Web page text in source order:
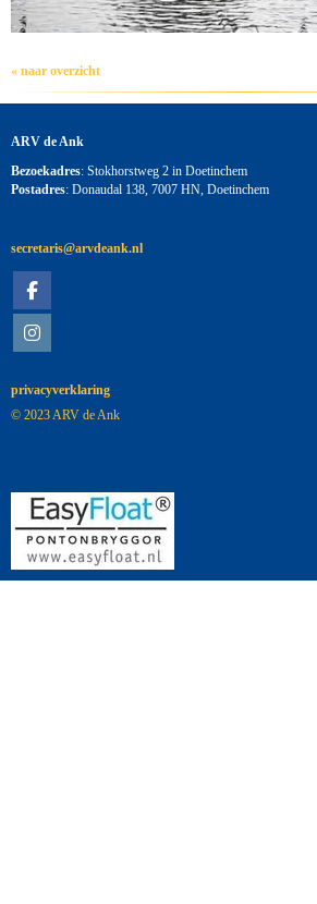
« naar overzicht
ARV de Ank
Bezoekadres: Stokhorstweg 2 in Doetinchem
Postadres: Donaudal 138, 7007 HN, Doetinchem
siraterces@arvdeank.nl
privacyverklaring
© 2023 ARV de Ank